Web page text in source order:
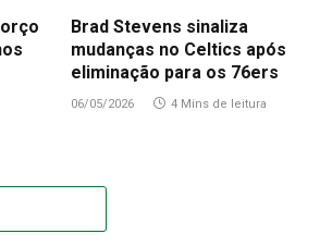
Brad Stevens sinaliza
mudanças no Celtics após
eliminação para os 76ers
06/05/2026 4 Mins de leitura